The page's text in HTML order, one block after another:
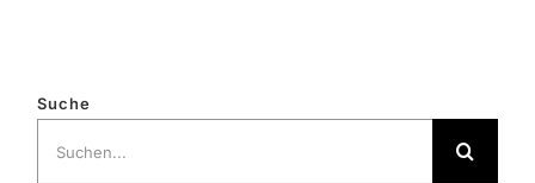
Suche
nach: